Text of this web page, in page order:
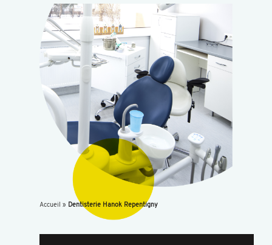
Accueil » Dentisterie Hanok Repentigny